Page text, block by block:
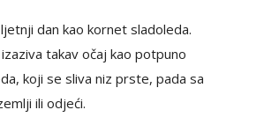
dan kao kornet sladoleda.
takav očaj kao potpuno
koji se sliva niz prste, pada sa
ili odjeći.